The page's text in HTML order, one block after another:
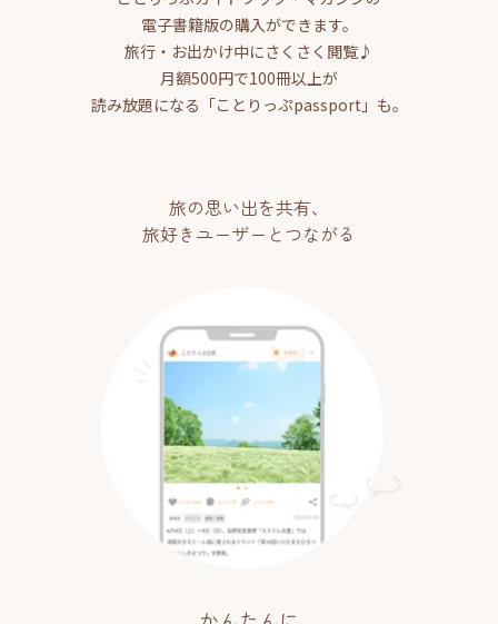
電子書籍版の購入ができます。
旅行・お出かけ中にさくさく閲覧♪
月額500円で100冊以上が
読み放題になる「ことりっぷpassport」も。
旅の思い出を共有、
旅好きユーザーとつながる